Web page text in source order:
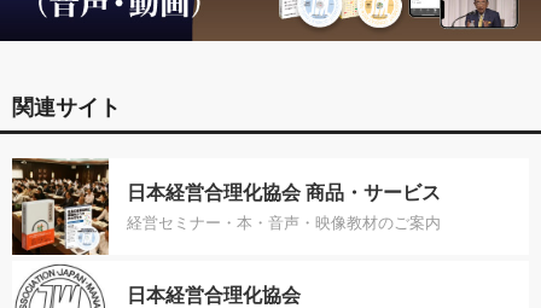
関連サイト
日本経営合理化協会 商品・サービス
経営セミナー・本・音声・映像教材のご案内
日本経営合理化協会